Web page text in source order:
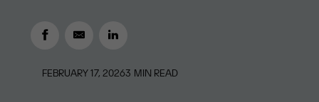
FEBRUARY 17, 20263 MIN READ